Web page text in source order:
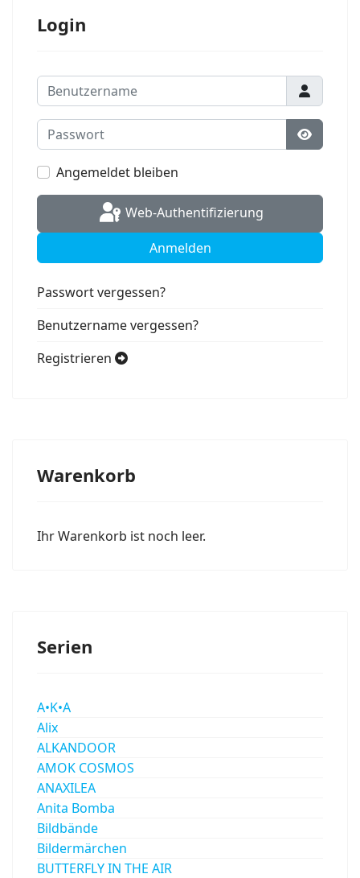
Login
Benutzername
Passwort
Angemeldet bleiben
Web-Authentifizierung
Anmelden
Passwort vergessen?
Benutzername vergessen?
Registrieren
Warenkorb
Ihr Warenkorb ist noch leer.
Serien
A•K•A
Alix
ALKANDOOR
AMOK COSMOS
ANAXILEA
Anita Bomba
Bildbände
Bildermärchen
BUTTERFLY IN THE AIR